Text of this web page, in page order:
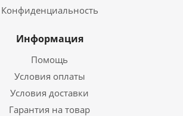
Конфиденциальность
Информация
Помощь
Условия оплаты
Условия доставки
Гарантия на товар